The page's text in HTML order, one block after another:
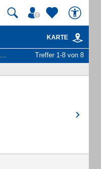
KARTE
Treffer 1-8 von 8